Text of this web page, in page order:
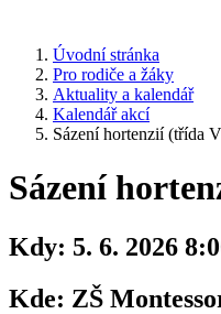
Úvodní stránka
Pro rodiče a žáky
Aktuality a kalendář
Kalendář akcí
Sázení hortenzií (třída
Sázení
Kdy: 5. 6. 2026
Kde: ZŠ